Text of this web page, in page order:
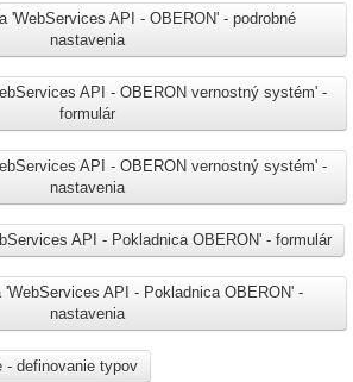
'WebServices API - OBERON' - podrobné
nastavenia
API - OBERON vernostný systém' -
formulár
API - OBERON vernostný systém' -
nastavenia
API - Pokladnica OBERON' - formulár
API - Pokladnica OBERON' -
nastavenia
- definovanie typov